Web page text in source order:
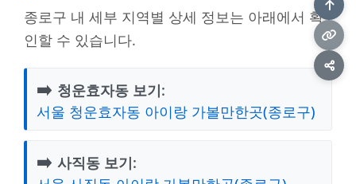
종로구 내 세부 지역별 상세 정보는 아래에서 확
인할 수 있습니다.
➡️ 청운효자동 보기:
서울 청운효자동 아이랑 가볼만한곳(종로구)
➡️ 사직동 보기: